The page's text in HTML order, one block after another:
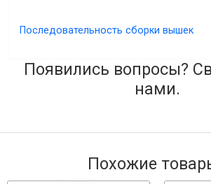
Последовательность сборки вышек
Появились вопросы?
нами.
Похожие